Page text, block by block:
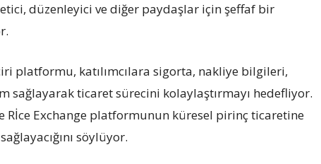
düzenleyici ve diğer paydaşlar için şeffaf bir
platformu, katılımcılara sigorta, nakliye bilgileri,
sağlayarak ticaret sürecini kolaylaştırmayı hedefliyor.
Rİce Exchange platformunun küresel pirinç ticaretine
söylüyor.